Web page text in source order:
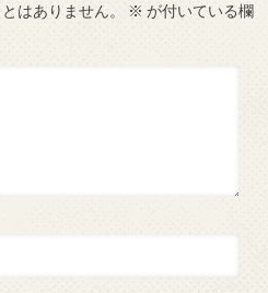
はありません。 ※ が付いている欄